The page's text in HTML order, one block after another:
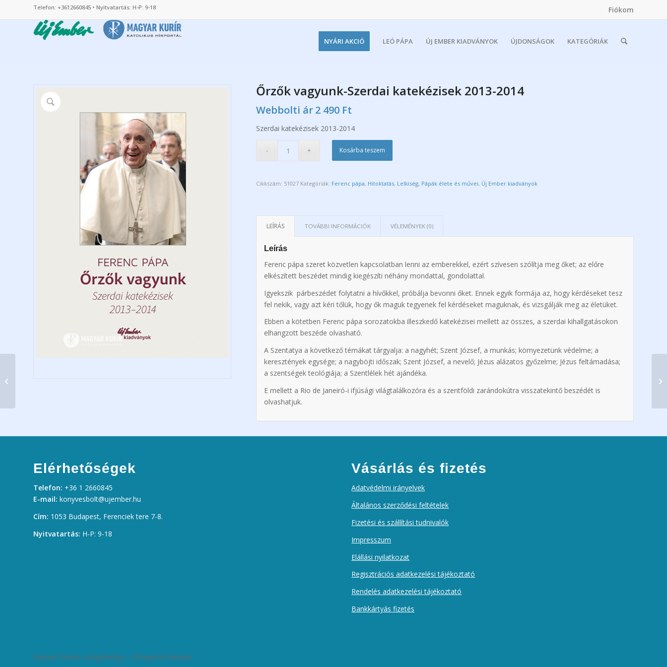
Fiókom
Telefon: +3612660845 • Nyitvatartás: H-P: 9-18
NYÁRI AKCIÓ LEÓ PÁPA ÚJ EMBER KIADVÁNYOK ÚJDONSÁGOK KATEGÓRIÁK
Őrzők vagyunk-Szerdai katekézisek 2013-2014
Webbolti ár2 490 Ft
Szerdai katekézisek 2013-2014
Kosárba teszem
Cikkszám: 51027 Kategóriák: Ferenc pápa, Hitoktatás, Lelkiség, Pápák élete és művei, Új Ember kiadványok
LEÍRÁS TOVÁBBI INFORMÁCIÓK VÉLEMÉNYEK (0)
Leírás
Ferenc pápa szeret közvetlen kapcsolatban lenni az emberekkel, ezért szívesen szólítja meg őket; az előre
elkészített beszédet mindig kiegészíti néhány mondattal, gondolattal.
Igyekszik párbeszédet folytatni a hívőkkel, próbálja bevonni őket. Ennek egyik formája az, hogy kérdéseket tesz
fel nekik, vagy azt kéri tőlük, hogy ők maguk tegyenek fel kérdéseket maguknak, és vizsgálják meg az életüket.
Ebben a kötetben Ferenc pápa sorozatokba illeszkedő katekézisei mellett az összes, a szerdai kihallgatásokon
elhangzott beszéde olvasható.
A Szentatya a következő témákat tárgyalja: a nagyhét; Szent József, a munkás; környezetünk védelme; a
keresztények egysége; a nagyböjti időszak; Szent József, a nevelő; Jézus alázatos győzelme; Jézus feltámadása;
a szentségek teológiája; a Szentlélek hét ajándéka.
E mellett a Rio de Janeiró-i ifjúsági világtalálkozóra és a szentföldi zarándokútra visszatekintő beszédét is
olvashatjuk.
Elérhetőségek
Telefon: +36 1 2660845
E-mail: konyvesbolt@ujember.hu
Cím: 1053 Budapest, Ferenciek tere 7-8.
Nyitvatartás: H-P: 9-18
Vásárlás és fizetés
Adatvédelmi irányelvek
Általános szerződési feltételek
Fizetési és szállítási tudnivalók
Impresszum
Elállási nyilatkozat
Regisztrációs adatkezelési tájékoztató
Rendelés adatkezelési tájékoztató
Bankkártyás fizetés
Kártyás fizetés szolgáltatója – Elfogadott kártyák